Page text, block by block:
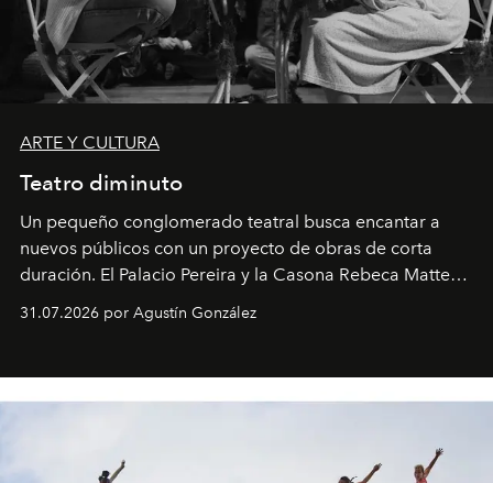
ARTE Y CULTURA
Teatro diminuto
Un pequeño conglomerado teatral busca encantar a
nuevos públicos con un proyecto de obras de corta
duración. El Palacio Pereira y la Casona Rebeca Matte
son algunos de los lugares que han albergado estas
miniobras. Sus puestas en escena son limpias; ponen el
31.07.2026 por Agustín González